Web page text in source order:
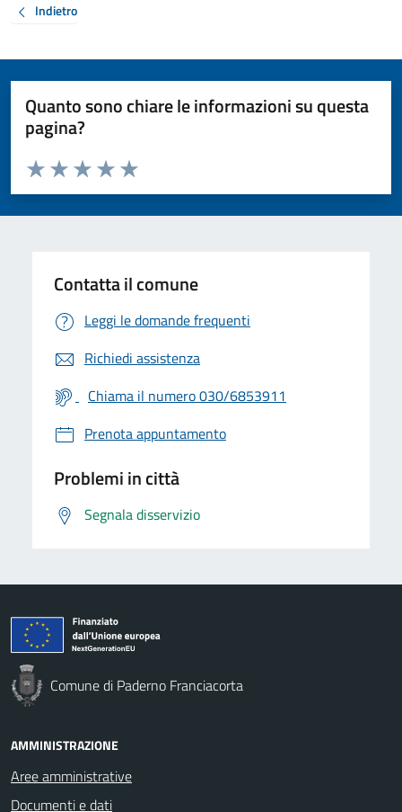
Indietro
Quanto sono chiare le informazioni su questa
pagina?
Valuta da 1 a 5 stelle la pagina
Valuta 5 stelle su 5
Valuta 4 stelle su 5
Valuta 3 stelle su 5
Valuta 2 stelle su 5
Valuta 1 stelle su 5
Contatta il comune
Leggi le domande frequenti
Richiedi assistenza
Chiama il numero 030/6853911
Prenota appuntamento
Problemi in città
Segnala disservizio
Comune di Paderno Franciacorta
AMMINISTRAZIONE
Aree amministrative
Documenti e dati